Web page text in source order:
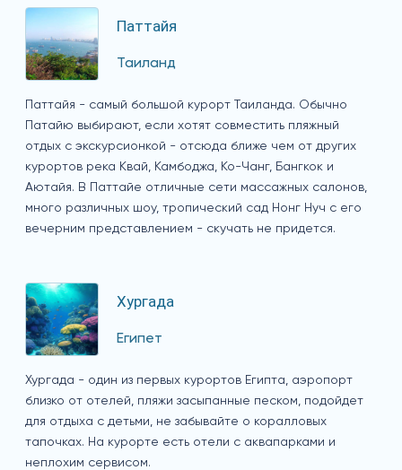
Паттайя
Таиланд
Паттайя - самый большой курорт Таиланда. Обычно
Патайю выбирают, если хотят совместить пляжный
отдых с экскурсионкой - отсюда ближе чем от других
курортов река Квай, Камбоджа, Ко-Чанг, Бангкок и
Аютайя. В Паттайе отличные сети массажных салонов,
много различных шоу, тропический сад Нонг Нуч с его
вечерним представлением - скучать не придется.
Хургада
Египет
Хургада - один из первых курортов Египта, аэропорт
близко от отелей, пляжи засыпанные песком, подойдет
для отдыха с детьми, не забывайте о коралловых
тапочках. На курорте есть отели с аквапарками и
неплохим сервисом.